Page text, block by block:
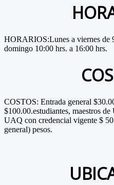
HORARIOS:Lunes a viernes de
domingo 10:00 hrs. a 16:00 hrs.
COSTOS: Entrada general
$100.00.estudiantes, maestros
UAQ con credencial vigente $
general) pesos.